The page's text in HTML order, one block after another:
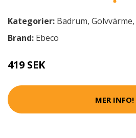
Kategorier: Badrum, Golvvärme,
Brand: Ebeco
419 SEK
MER INFO!